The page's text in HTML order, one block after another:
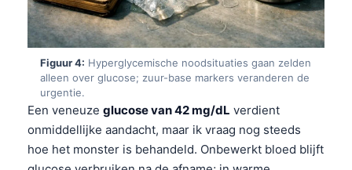
Figuur 4: Hyperglycemische noodsituaties gaan zelden
alleen over glucose; zuur-base markers veranderen de
urgentie.
Een veneuze glucose van 42 mg/dL verdient
onmiddellijke aandacht, maar ik vraag nog steeds
hoe het monster is behandeld. Onbewerkt bloed blijft